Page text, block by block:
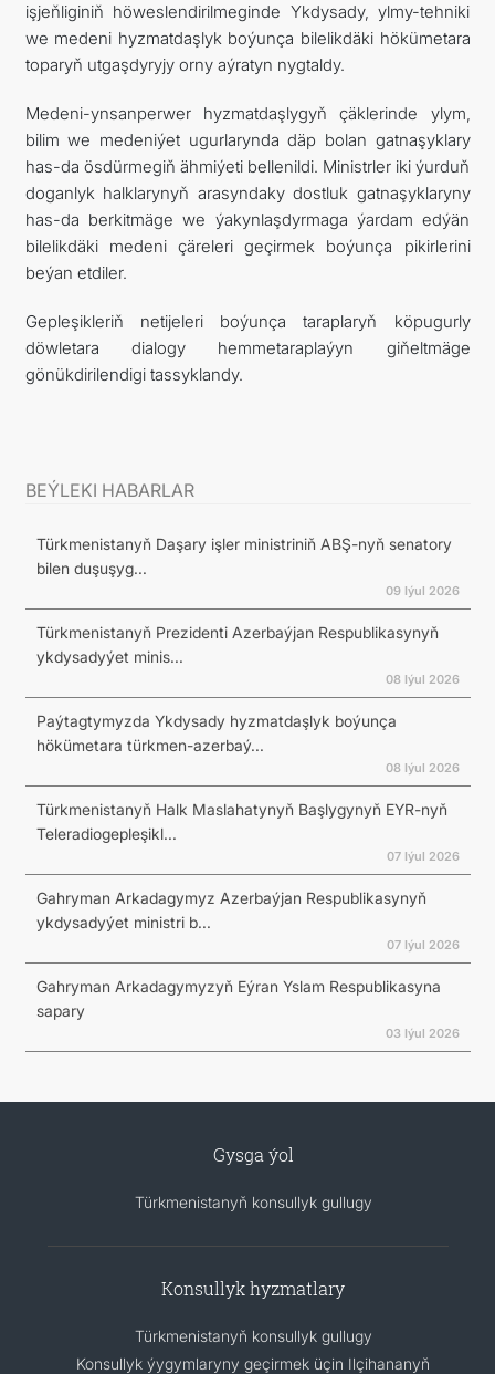
işjeňliginiň höweslendirilmeginde Ykdysady, ylmy-tehniki
we medeni hyzmatdaşlyk boýunça bilelikdäki hökümetara
toparyň utgaşdyryjy orny aýratyn nygtaldy.
Medeni-ynsanperwer hyzmatdaşlygyň çäklerinde ylym,
bilim we medeniýet ugurlarynda däp bolan gatnaşyklary
has-da ösdürmegiň ähmiýeti bellenildi. Ministrler iki ýurduň
doganlyk halklarynyň arasyndaky dostluk gatnaşyklaryny
has-da berkitmäge we ýakynlaşdyrmaga ýardam edýän
bilelikdäki medeni çäreleri geçirmek boýunça pikirlerini
beýan etdiler.
Gepleşikleriň netijeleri boýunça taraplaryň köpugurly
döwletara dialogy hemmetaraplaýyn giňeltmäge
gönükdirilendigi tassyklandy.
BEÝLEKI HABARLAR
Türkmenistanyň Daşary işler ministriniň ABŞ-nyň senatory
bilen duşuşyg...
09 Iýul 2026
Türkmenistanyň Prezidenti Azerbaýjan Respublikasynyň
ykdysadyýet minis...
08 Iýul 2026
Paýtagtymyzda Ykdysady hyzmatdaşlyk boýunça
hökümetara türkmen-azerbaý...
08 Iýul 2026
Türkmenistanyň Halk Maslahatynyň Başlygynyň EYR-nyň
Teleradiogepleşikl...
07 Iýul 2026
Gahryman Arkadagymyz Azerbaýjan Respublikasynyň
ykdysadyýet ministri b...
07 Iýul 2026
Gahryman Arkadagymyzyň Eýran Yslam Respublikasyna
sapary
03 Iýul 2026
Gysga ýol
Türkmenistanyň konsullyk gullugy
Konsullyk hyzmatlary
Türkmenistanyň konsullyk gullugy
Konsullyk ýygymlaryny geçirmek üçin Ilçihananyň